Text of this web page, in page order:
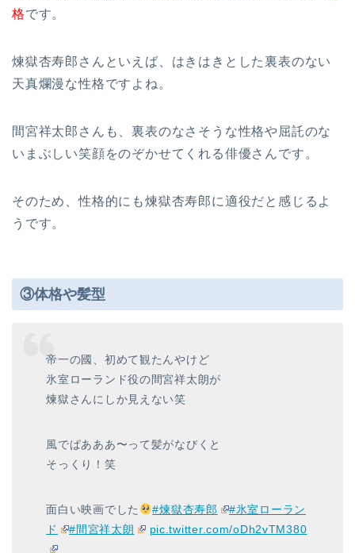
格です。
煉獄杏寿郎さんといえば、はきはきとした裏表のない
天真爛漫な性格ですよね。
間宮祥太郎さんも、裏表のなさそうな性格や屈託のな
いまぶしい笑顔をのぞかせてくれる俳優さんです。
そのため、性格的にも煉獄杏寿郎に適役だと感じるよ
うです。
③体格や髪型
帝一の國、初めて観たんやけど
氷室ローランド役の間宮祥太朗が
煉獄さんにしか見えない笑
風でぱあああ〜って髪がなびくと
そっくり！笑
面白い映画でした #煉獄杏寿郎
#氷室ローラン
ド
#間宮祥太朗 pic.twitter.com/oDh2vTM380